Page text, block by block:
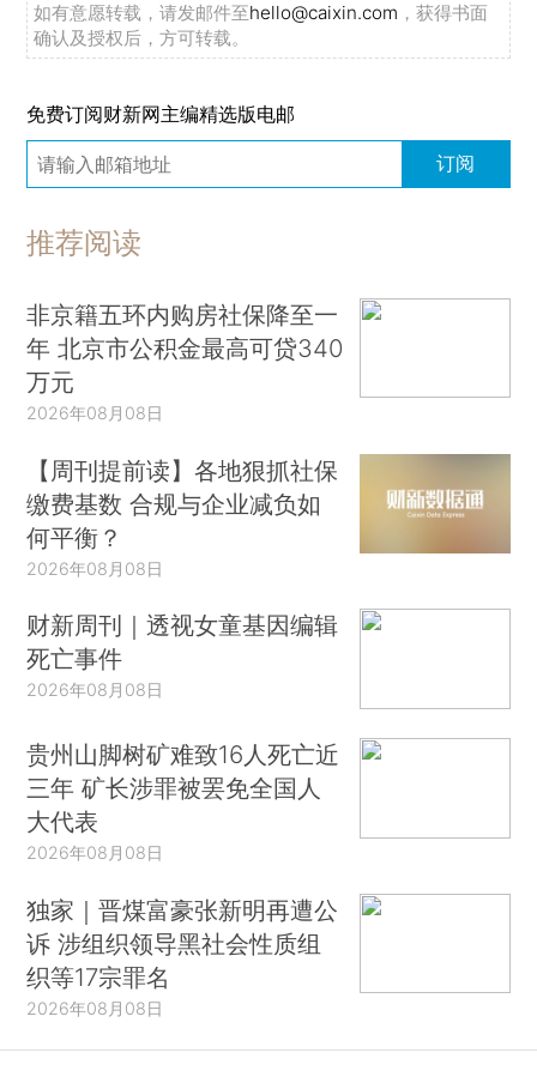
如有意愿转载，请发邮件至hello@caixin.com ，获得书面
确认及授权后，方可转载。
免费订阅财新网主编精选版电邮
订阅
推荐阅读
非京籍五环内购房社保降至一
年 北京市公积金最高可贷340
万元
2026年08月08日
【周刊提前读】各地狠抓社保
缴费基数 合规与企业减负如
何平衡？
2026年08月08日
财新周刊｜透视女童基因编辑
死亡事件
2026年08月08日
贵州山脚树矿难致16人死亡近
三年 矿长涉罪被罢免全国人
大代表
2026年08月08日
独家｜晋煤富豪张新明再遭公
诉 涉组织领导黑社会性质组
织等17宗罪名
2026年08月08日